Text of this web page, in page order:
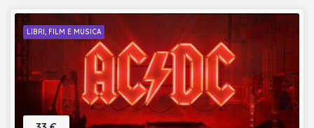
LIBRI, FILM E MUSICA